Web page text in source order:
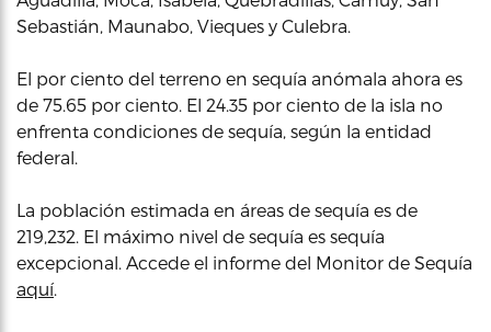
Sebastián, Maunabo, Vieques y Culebra.
El por ciento del terreno en sequía anómala ahora es
de 75.65 por ciento. El 24.35 por ciento de la isla no
enfrenta condiciones de sequía, según la entidad
federal.
La población estimada en áreas de sequía es de
219,232. El máximo nivel de sequía es sequía
excepcional. Accede el informe del Monitor de Sequía
aquí.